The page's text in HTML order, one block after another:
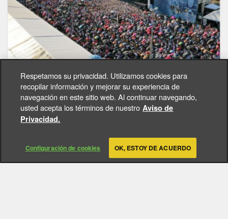
¡El evento histórico de 30 años del Templo
de la Buena Voluntad!
Respetamos su privacidad. Utilizamos cookies para
recopilar información y mejorar su experiencia de
navegación en este sitio web. Al continuar navegando,
usted acepta los términos de nuestro Aviso de
Privacidad.
Configuración de cookies OK, ESTOY DE ACUERDO